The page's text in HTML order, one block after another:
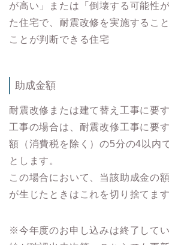
が高い」または「倒壊する可能性
た住宅で、耐震改修を実施するこ
ことが判断できる住宅
助成金額
耐震改修または建て替え工事に要
工事の場合は、耐震改修工事に要
額（消費税を除く）の5分の4以内で
とします。
この場合において、当該助成金の
が生じたときはこれを切り捨てます
※今年度のお申し込みは終了して